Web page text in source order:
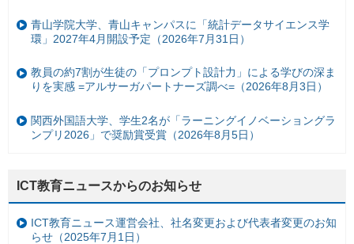
青山学院大学、青山キャンパスに「統計データサイエンス学
環」2027年4月開設予定（2026年7月31日）
教員の約7割が生徒の「プロンプト設計力」による学びの深ま
りを実感 =アルサーガパートナーズ調べ=（2026年8月3日）
関西外国語大学、学生2名が「ラーニングイノベーショングラ
ンプリ2026」で奨励賞受賞（2026年8月5日）
ICT教育ニュースからのお知らせ
ICT教育ニュース運営会社、社名変更および代表者変更のお知
らせ（2025年7月1日）